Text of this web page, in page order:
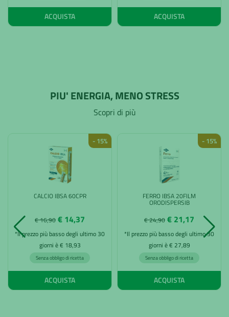
ACQUISTA ACQUISTA
PIU' ENERGIA, MENO STRESS
Scopri di più
- 15%
CALCIO IBSA 60CPR
€ 16,90 € 14,37
*Il prezzo più basso degli ultimo 30
giorni è € 18,93
Senza obbligo di ricetta
ACQUISTA
- 15%
FERRO IBSA 20FILM
ORODISPERSIB
€ 24,90 € 21,17
*Il prezzo più basso degli ultimo 30
giorni è € 27,89
Senza obbligo di ricetta
ACQUISTA